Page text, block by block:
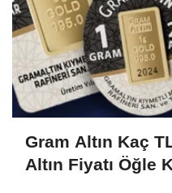
Gram Altın Kaç
Altın Fiyatı Öğle